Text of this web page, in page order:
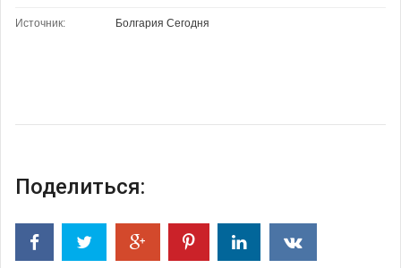
Источник: Болгария Сегодня
Поделиться: